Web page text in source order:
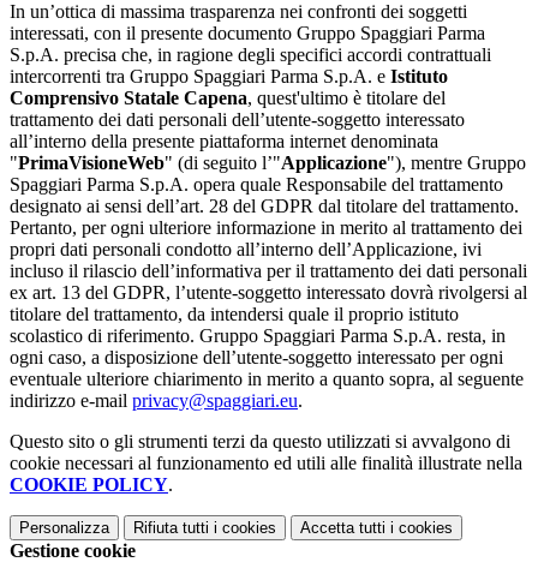
In un’ottica di massima trasparenza nei confronti dei soggetti
interessati, con il presente documento Gruppo Spaggiari Parma
S.p.A. precisa che, in ragione degli specifici accordi contrattuali
intercorrenti tra Gruppo Spaggiari Parma S.p.A. e Istituto
Comprensivo Statale Capena, quest'ultimo è titolare del
trattamento dei dati personali dell’utente-soggetto interessato
all’interno della presente piattaforma internet denominata
"PrimaVisioneWeb" (di seguito l’"Applicazione"), mentre Gruppo
Spaggiari Parma S.p.A. opera quale Responsabile del trattamento
designato ai sensi dell’art. 28 del GDPR dal titolare del trattamento.
Pertanto, per ogni ulteriore informazione in merito al trattamento dei
propri dati personali condotto all’interno dell’Applicazione, ivi
incluso il rilascio dell’informativa per il trattamento dei dati personali
ex art. 13 del GDPR, l’utente-soggetto interessato dovrà rivolgersi al
titolare del trattamento, da intendersi quale il proprio istituto
scolastico di riferimento. Gruppo Spaggiari Parma S.p.A. resta, in
ogni caso, a disposizione dell’utente-soggetto interessato per ogni
eventuale ulteriore chiarimento in merito a quanto sopra, al seguente
indirizzo e-mail privacy@spaggiari.eu.
Questo sito o gli strumenti terzi da questo utilizzati si avvalgono di
cookie necessari al funzionamento ed utili alle finalità illustrate nella
COOKIE POLICY.
Personalizza Rifiuta tutti i cookies Accetta tutti i cookies
Gestione cookie